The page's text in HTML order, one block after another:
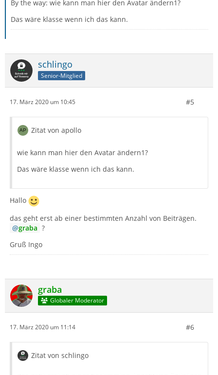
By the way: wie kann man hier den Avatar ändern1?
Das wäre klasse wenn ich das kann.
schlingo
Senior-Mitglied
17. März 2020 um 10:45 #5
Zitat von apollo
wie kann man hier den Avatar ändern1?
Das wäre klasse wenn ich das kann.
Hallo
das geht erst ab einer bestimmten Anzahl von Beiträgen.
graba ?
Gruß Ingo
graba
Globaler Moderator
17. März 2020 um 11:14 #6
Zitat von schlingo